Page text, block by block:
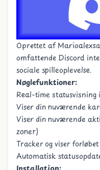
Oprettet af
omfattende Discord
sociale spilleoplevelse.
Nøglefunktioner:
Real-time statusvisning
Viser din nuværende
Viser din nuværende
zoner)
Tracker og viser
Automatisk